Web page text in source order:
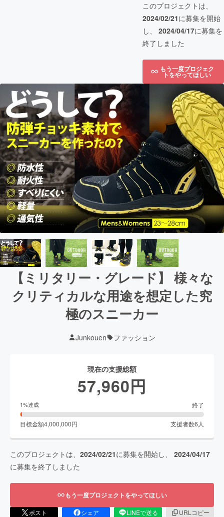
このプロジェクトは、
2024/02/21に募集を開始
し、 2024/04/17に募集を
終了しました
もう一度プロジェク
トをやってほしい
【ミリタリー・グレード】 様々な
クリティカルな用途を想定した究
極のスニーカー
Junkouen ファッション
現在の支援総額
57,960円
1%達成 終了
目標金額4,000,000円 支援者数6 人
このプロジェクトは、 2024/02/21に募集を開始し、 2024/04/17
に募集を終了しました
もう一度プロジェクトをやってほしい
ポスト シェア LINEで送る
URLコピー